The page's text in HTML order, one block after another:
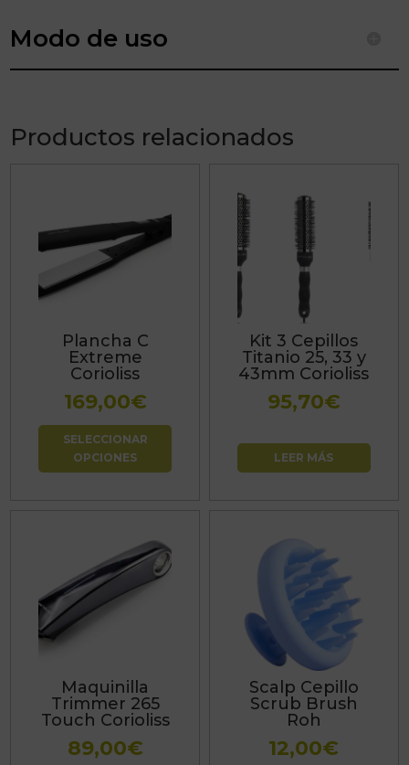
Modo de uso
Productos relacionados
Plancha C
Extreme
Corioliss
169,00€
SELECCIONAR
OPCIONES
producto
tiene
múltiples
variantes.
opciones
pueden
Kit 3 Cepillos
Titanio 25, 33 y
43mm Corioliss
95,70€
LEER MÁS
Maquinilla
Trimmer 265
Touch Corioliss
89,00€
Scalp Cepillo
Scrub Brush
Roh
12,00€